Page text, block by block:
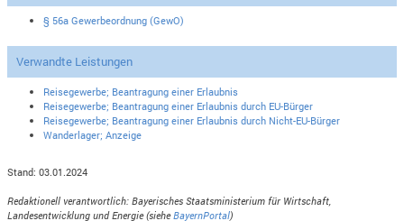
§ 56a Gewerbeordnung (GewO)
Verwandte Leistungen
Reisegewerbe; Beantragung einer Erlaubnis
Reisegewerbe; Beantragung einer Erlaubnis durch EU-Bürger
Reisegewerbe; Beantragung einer Erlaubnis durch Nicht-EU-Bürger
Wanderlager; Anzeige
Stand: 03.01.2024
Redaktionell verantwortlich: Bayerisches Staatsministerium für Wirtschaft,
Landesentwicklung und Energie (sieheBayernPortal)